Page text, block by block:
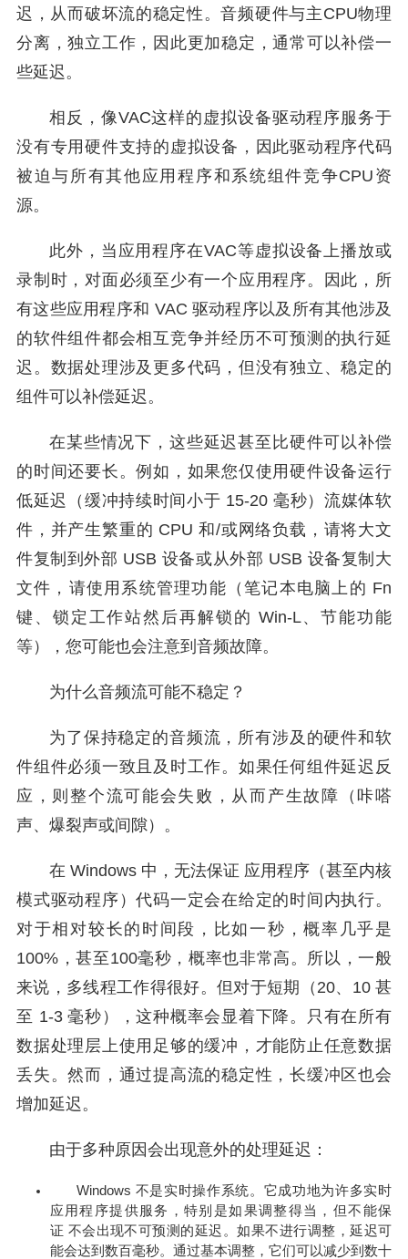
迟，从而破坏流的稳定性。音频硬件与主CPU物理
分离，独立工作，因此更加稳定，通常可以补偿一
些延迟。
相反，像VAC这样的虚拟设备驱动程序服务于
没有专用硬件支持的虚拟设备，因此驱动程序代码
被迫与所有其他应用程序和系统组件竞争CPU资
源。
此外，当应用程序在VAC等虚拟设备上播放或
录制时，对面必须至少有一个应用程序。因此，所
有这些应用程序和 VAC 驱动程序以及所有其他涉及
的软件组件都会相互竞争并经历不可预测的执行延
迟。数据处理涉及更多代码，但没有独立、稳定的
组件可以补偿延迟。
在某些情况下，这些延迟甚至比硬件可以补偿
的时间还要长。例如，如果您仅使用硬件设备运行
低延迟（缓冲持续时间小于 15-20 毫秒）流媒体软
件，并产生繁重的 CPU 和/或网络负载，请将大文
件复制到外部 USB 设备或从外部 USB 设备复制大
文件，请使用系统管理功能（笔记本电脑上的 Fn
键、锁定工作站然后再解锁的 Win-L、节能功能
等），您可能也会注意到音频故障。
为什么音频流可能不稳定？
为了保持稳定的音频流，所有涉及的硬件和软
件组件必须一致且及时工作。如果任何组件延迟反
应，则整个流可能会失败，从而产生故障（咔嗒
声、爆裂声或间隙）。
在 Windows 中，无法保证 应用程序（甚至内核
模式驱动程序）代码一定会在给定的时间内执行。
对于相对较长的时间段，比如一秒，概率几乎是
100%，甚至100毫秒，概率也非常高。所以，一般
来说，多线程工作得很好。但对于短期（20、10 甚
至 1-3 毫秒），这种概率会显着下降。只有在所有
数据处理层上使用足够的缓冲，才能防止任意数据
丢失。然而，通过提高流的稳定性，长缓冲区也会
增加延迟。
由于多种原因会出现意外的处理延迟：
Windows 不是实时操作系统。它成功地为许多实时
应用程序提供服务，特别是如果调整得当，但不能保
证 不会出现不可预测的延迟。如果不进行调整，延迟可
能会达到数百毫秒。通过基本调整，它们可以减少到数十